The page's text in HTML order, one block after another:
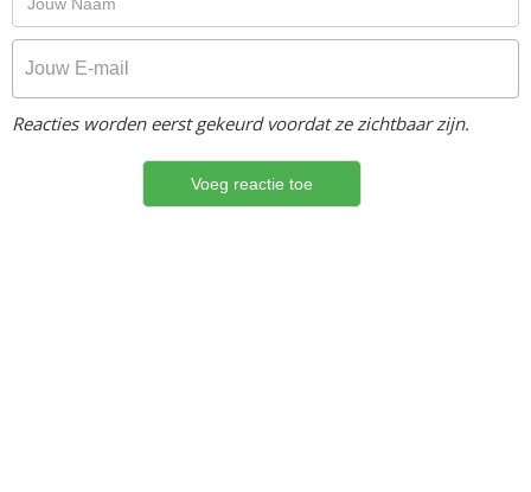
Reacties worden eerst gekeurd voordat ze zichtbaar zijn.